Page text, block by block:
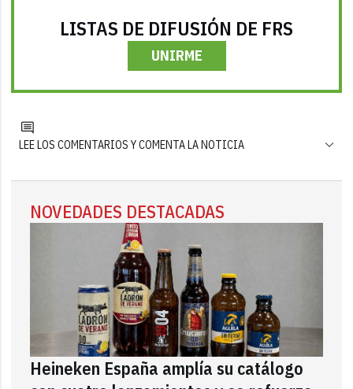
LISTAS DE DIFUSIÓN DE FRS
UNIRME
LEE LOS COMENTARIOS Y COMENTA LA NOTICIA
NOVEDADES DESTACADAS
Heineken España amplía su catálogo